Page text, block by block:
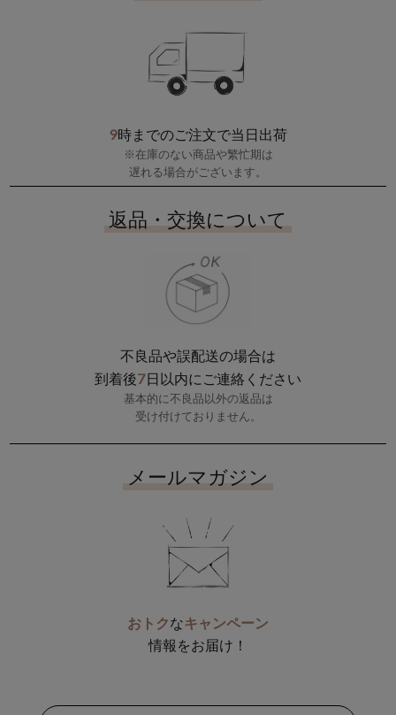
9時までのご注文で当日出荷
※在庫のない商品や繁忙期は
遅れる場合がございます。
返品・交換について
不良品や誤配送の場合は
到着後7日以内にご連絡ください
基本的に不良品以外の返品は
受け付けておりません。
メールマガジン
おトクなキャンペーン
情報をお届け！